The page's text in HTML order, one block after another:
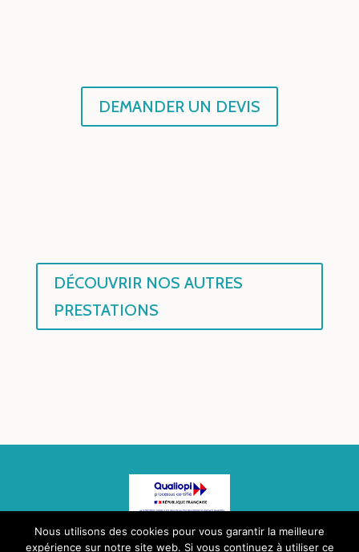
DEMANDER UN DEVIS
DÉCOUVRIR NOS AUTRES
PRESTATIONS
Nous utilisons des cookies pour vous garantir la meilleure
expérience sur notre site web. Si vous continuez à utiliser ce